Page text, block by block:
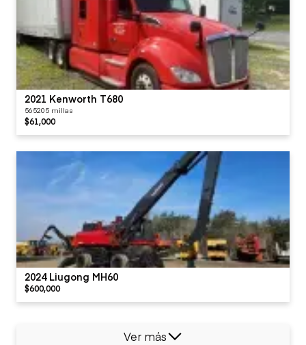
2021 Kenworth T680
565205 millas
$61,000
2024 Liugong MH60
$600,000
Ver más